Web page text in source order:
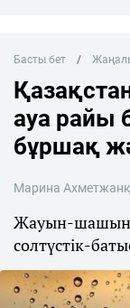
Басты бет
ауа райы
бұршақ
Марина
Жауын-
солтүстік-